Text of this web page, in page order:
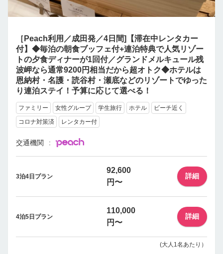
［Peach利用／成田発／4日間]【滞在中レンタカー
付】◆毎泊の朝食ブッフェ付+連泊特典で人気リゾー
トの夕食ディナーが1回付／グランドメルキュール残
波岬なら通常9200円相当だから超オトク◆ホテルは
恩納村・名護・読谷村・瀬底などのリゾートでゆった
り連泊ステイ！予算に応じて選べる！
ファミリー 女性グループ 学生旅行 ホテル
ビーチ近く
コロナ対策済
レンタカー付
交通機関
3泊4日プラン
92,600
円〜
詳細
4泊5日プラン
110,000
円〜
詳細
(大人1名あたり）